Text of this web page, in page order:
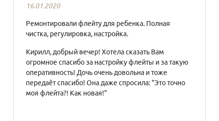
16.01.2020
Ремонтировали флейту для ребенка. Полная
чистка, регулировка, настройка.
Кирилл, добрый вечер! Хотела сказать Вам
огромное спасибо за настройку флейты и за такую
оперативность! Дочь очень довольна и тоже
передаёт спасибо! Она даже спросила: "Это точно
моя флейта?! Как новая!"